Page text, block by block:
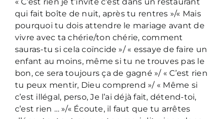
qui fait boîte de nuit, après tu rentres »/« Mais
pourquoi tu dois attendre le mariage avant de
vivre avec ta chérie/ton chérie, comment
sauras-tu si cela coïncide »/ « essaye de faire un
enfant au moins, même si tu ne trouves pas le
bon, ce sera toujours ça de gagné »/ « C’est rien
tu peux mentir, Dieu comprend »/ « Même si
c’est illégal, perso, Je l’ai déjà fait, détend-toi,
c’est rien … »/« Écoute, il faut que tu arrêtes